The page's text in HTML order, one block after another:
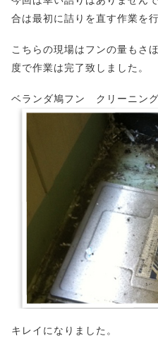
合は最初に詰りを直す作業を行
こちらの現場はフンの量もさ
度で作業は完了致しました。
ベランダ鳩フン クリーニン
キレイになりました。